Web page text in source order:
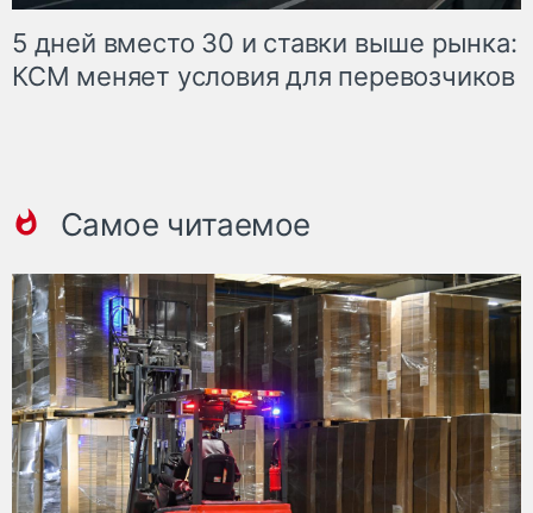
5 дней вместо 30 и ставки выше рынка:
КСМ меняет условия для перевозчиков
Самое читаемое